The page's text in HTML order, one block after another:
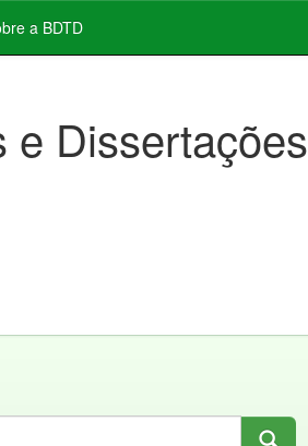
a BDTD
e Dissertações